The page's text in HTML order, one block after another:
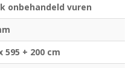
onbehandeld vuren
595 + 200 cm